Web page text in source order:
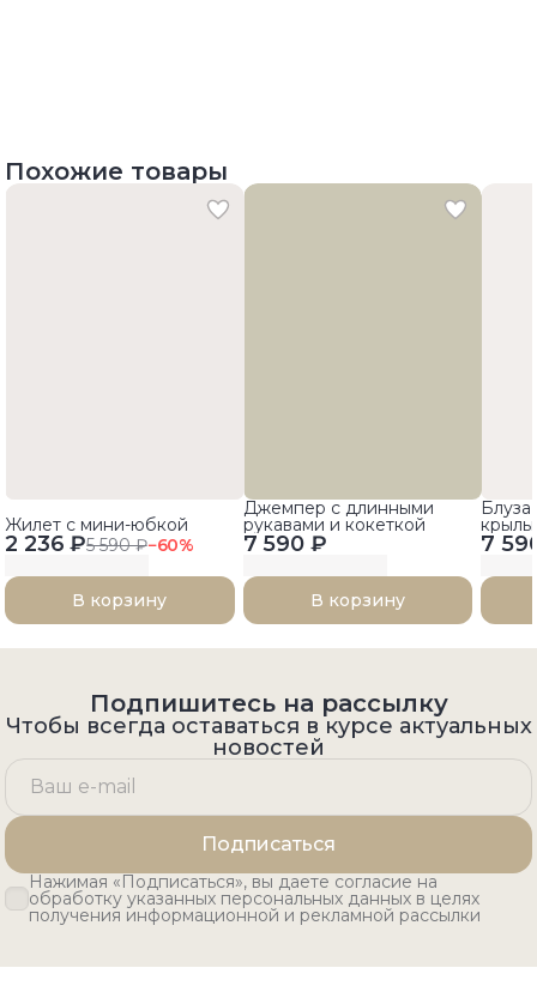
Похожие товары
2 236 ₽5 590 ₽−60%
Жилет с мини-юбкой
В корзину
7 590 ₽
Джемпер с длинными
рукавами и кокеткой
В корзину
7
Подпишитесь на рассылку
Чтобы всегда оставаться в курсе актуальных
новостей
Подписаться
Нажимая «Подписаться», вы даете согласие на
обработку указанных персональных данных в целях
получения информационной и рекламной рассылки